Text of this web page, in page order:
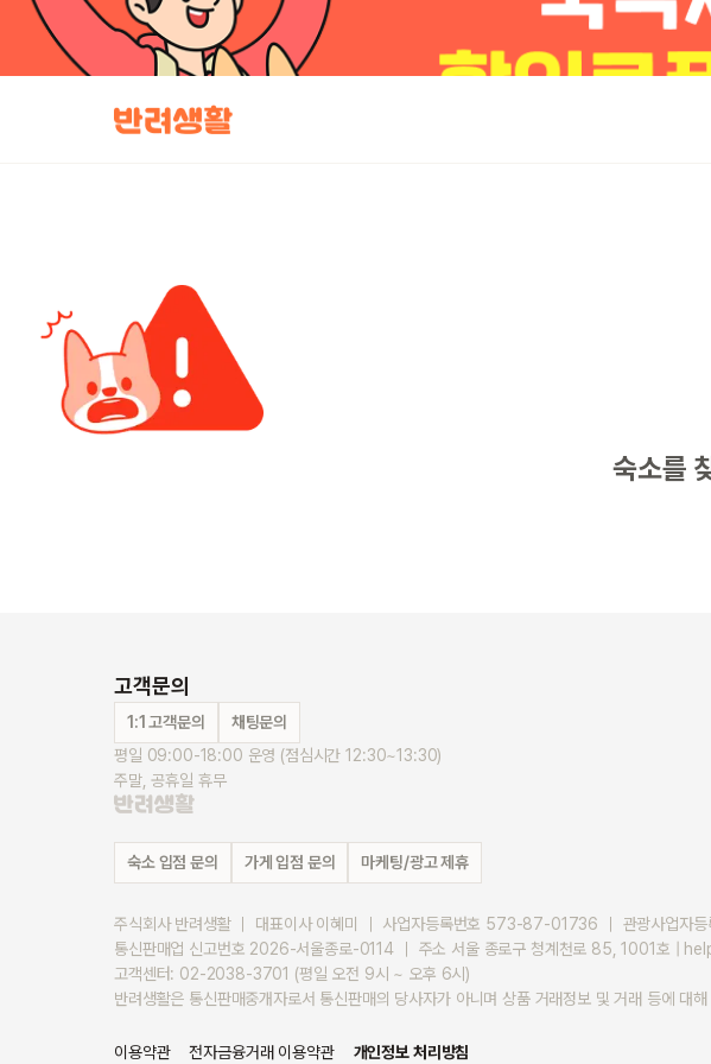
숙소를
고객문의
1:1 고객문의
채팅문의
평일 09:00-18:00 운영 (점심시간 12:30~13:30)
주말, 공휴일 휴무
숙소 입점 문의 가게 입점 문의 마케팅/광고 제휴
주식회사 반려생활 ｜ 대표이사 이혜미 ｜ 사업자등록번호 573-87-01736 ｜ 관광사업자
통신판매업 신고번호 2026-서울종로-0114 ｜ 주소 서울 종로구 청계천로 85, 1001호 |
고객센터: 02-2038-3701 (평일 오전 9시 ~ 오후 6시)
반려생활은 통신판매중개자로서 통신판매의 당사자가 아니며 상품 거래정보 및 거래 등에 대
이용약관 전자금융거래 이용약관 개인정보 처리방침